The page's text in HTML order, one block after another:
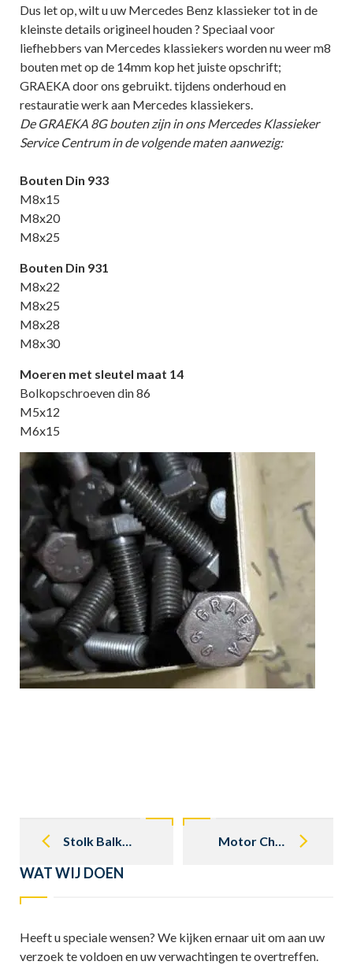
Dus let op, wilt u uw Mercedes Benz klassieker tot in de
kleinste details origineel houden ? Speciaal voor
liefhebbers van Mercedes klassiekers worden nu weer m8
bouten met op de 14mm kop het juiste opschrift;
GRAEKA door ons gebruikt. tijdens onderhoud en
restauratie werk aan Mercedes klassiekers.
De GRAEKA 8G bouten zijn in ons Mercedes Klassieker
Service Centrum in de volgende maten aanwezig:
Bouten Din 933
M8x15
M8x20
M8x25
Bouten Din 931
M8x22
M8x25
M8x28
M8x30
Moeren met sleutel maat 14
Bolkopschroeven din 86
M5x12
M6x15
navigation
Stolk Balkbrug. Wat doen wij Motor Check up Mercedes Klassieker of Classic Car
WAT WIJ DOEN
Heeft u speciale wensen? We kijken ernaar uit om aan uw
verzoek te voldoen en uw verwachtingen te overtreffen.